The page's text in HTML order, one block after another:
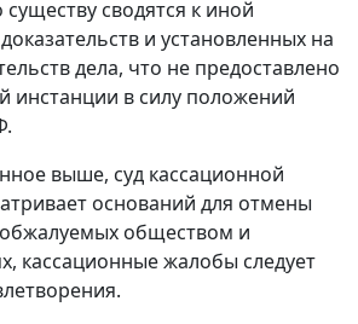
сводятся к иной
и установленных на
дела, что не предоставлено
инстанции в силу положений
выше, суд кассационной
оснований для отмены
обжалуемых обществом и
кассационные жалобы следует